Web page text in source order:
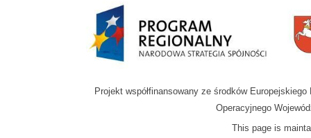
Projekt współfinansowany ze środków
Operacyjnego
This page is